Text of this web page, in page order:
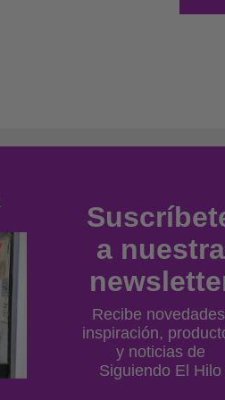
a nuestra
Recibe
inspiración,
y noticias de
Siguiendo El Hilo